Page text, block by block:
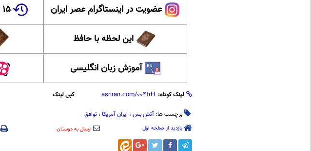
عضویت در اینستاگرام عصر ایران ۱۵ سال پیش در چنین روزی
این لحظه با حافظ
آموزش زبان انگلیسی
لینک کوتاه: کپی لینک
برچسب ها: آتش بس ، ایران آمریکا ، توافق
بازدید از صفحه اول ارسال به دوستان